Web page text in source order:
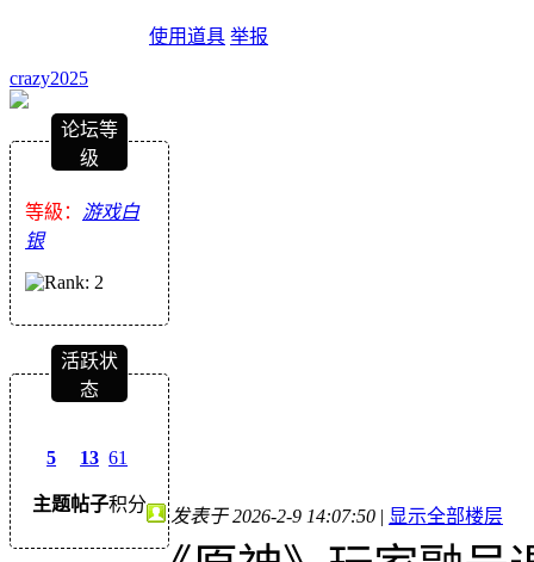
使用道具 举报
crazy2025
论坛等
级
等級： 游戏白
银
活跃状
态
5
主题
13
帖子
61
积分
发表于 2026-2-9 14:07:50 | 显示全部楼层